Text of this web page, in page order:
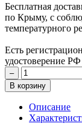
Бесплатная
по Крыму, с
температурного
Есть
удостоверение РФ
–
В корзину
Описание